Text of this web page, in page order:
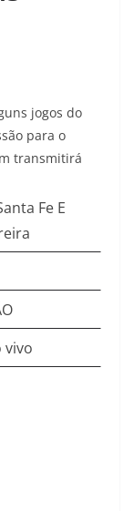
jogos do
para o
transmitirá
Fe E
vivo